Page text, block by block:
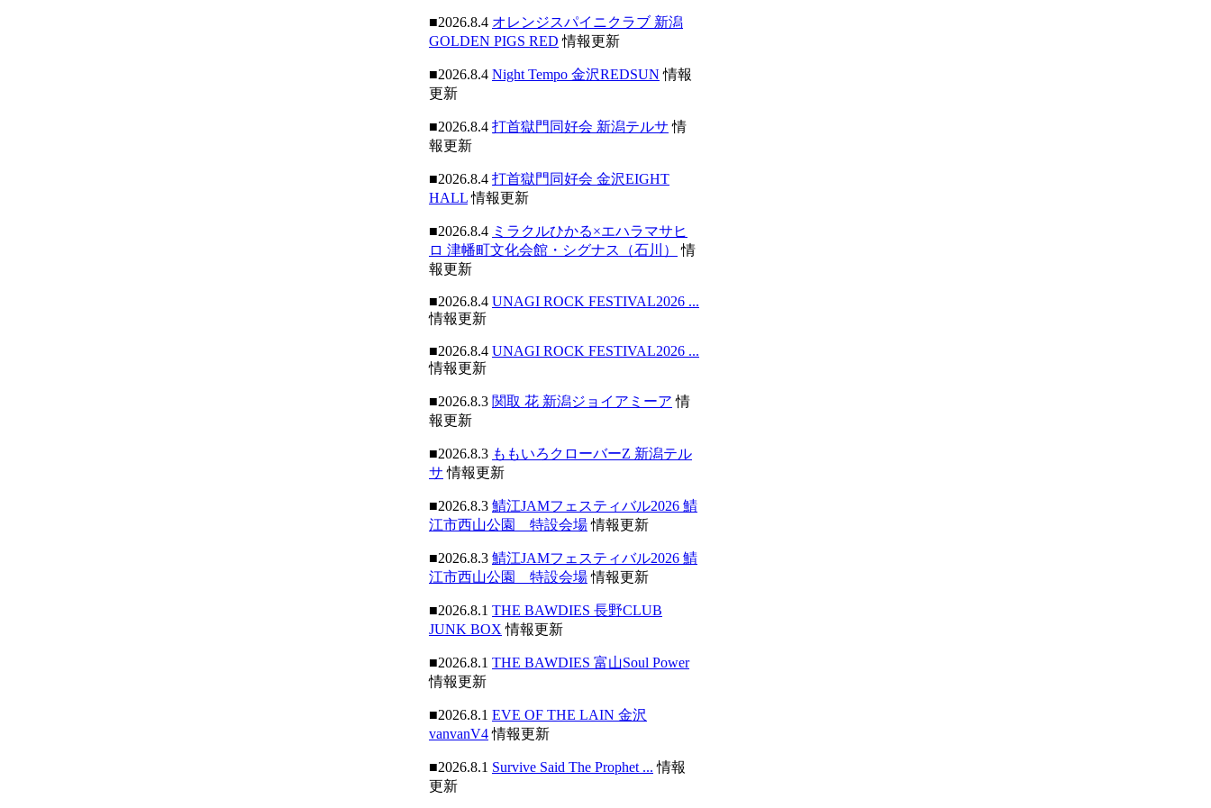
■2026.8.4 オレンジスパイニクラブ 新潟
GOLDEN PIGS RED 情報更新
■2026.8.4 Night Tempo 金沢REDSUN 情報
更新
■2026.8.4 打首獄門同好会 新潟テルサ 情
報更新
■2026.8.4 打首獄門同好会 金沢EIGHT
HALL情報更新
■2026.8.4 ミラクルひかる×エハラマサヒ
ロ 津幡町文化会館・シグナス（石川）
情
報更新
■2026.8.4 UNAGI ROCK FESTIVAL2026 ...
情報更新
■2026.8.4 UNAGI ROCK FESTIVAL2026 ...
情報更新
■2026.8.3 関取 花 新潟ジョイアミーア 情
報更新
■2026.8.3 ももいろクローバーZ 新潟テル
サ 情報更新
■2026.8.3 鯖江JAMフェスティバル2026 鯖
江市西山公園 特設会場情報更新
■2026.8.3 鯖江JAMフェスティバル2026 鯖
江市西山公園 特設会場情報更新
■2026.8.1 THE BAWDIES 長野CLUB
JUNK BOX 情報更新
■2026.8.1 THE BAWDIES 富山Soul Power
情報更新
■2026.8.1 EVE OF THE LAIN 金沢
vanvanV4情報更新
■2026.8.1 Survive Said The Prophet ... 情報
更新